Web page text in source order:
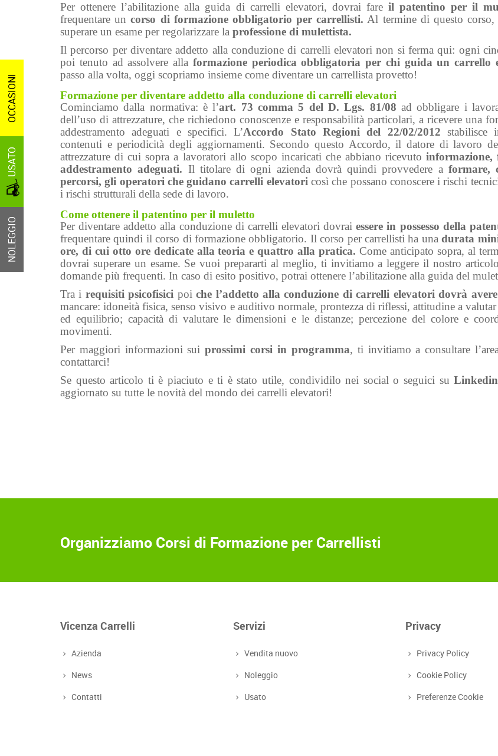
Per ottenere l’abilitazione alla guida di carrelli elevatori, dovrai fare il patentino per il
frequentare uncorso di formazione obbligatorio per carrellisti. Al termine di questo corso,
superare un esame per regolarizzare la professione di mulettista.
Il percorso per diventare addetto alla conduzione di carrelli elevatori non si ferma qui: ogni
poi tenuto ad assolvere alla formazione periodica obbligatoria per chi guida un carrello
passo alla volta, oggi scopriamo insieme come diventare un carrellista provetto!
Formazione per diventare addetto alla conduzione di carrelli elevatori
Cominciamo dalla normativa: è l’art. 73 comma 5 del D. Lgs. 81/08ad obbligare i
dell’uso di attrezzature, che richiedono conoscenze e responsabilità particolari, a ricevere una
addestramento adeguati e specifici. L’Accordo Stato Regioni del 22/02/2012 stabilisce
contenuti e periodicità degli aggiornamenti. Secondo questo Accordo, il datore di lavoro
attrezzature di cui sopra a lavoratori allo scopo incaricati che abbiano ricevutoinformazione,
addestramento adeguati. Il titolare di ogni azienda dovrà quindi provvedere a formare,
percorsi, gli operatori che guidano carrelli elevatoricosì che possano conoscere i rischi
i rischi strutturali della sede di lavoro.
Come ottenere il patentino per il muletto
Per diventare addetto alla conduzione di carrelli elevatori dovraiessere in possesso della
frequentare quindi il corso di formazione obbligatorio. Il corso per carrellisti ha unadurata
ore, di cui otto ore dedicate alla teoria e quattro alla pratica. Come anticipato sopra, al
dovrai superare un esame. Se vuoi prepararti al meglio, ti invitiamo a leggere il nostro
domande più frequenti. In caso di esito positivo, potrai ottenere l’abilitazione alla guida del
Tra i requisiti psicofisici poiche l’addetto alla conduzione di carrelli elevatori dovrà avere
mancare: idoneità fisica, senso visivo e auditivo normale, prontezza di riflessi, attitudine a
ed equilibrio; capacità di valutare le dimensioni e le distanze; percezione del colore e
movimenti.
Per maggiori informazioni suiprossimi corsi in programma, ti invitiamo a consultare l’
contattarci!
Se questo articolo ti è piaciuto e ti è stato utile, condividilo nei social o seguici suLinkedin
aggiornato su tutte le novità del mondo dei carrelli elevatori!
Organizziamo Corsi di Formazione per Carrellisti
Vicenza Carrelli
Azienda
News
Contatti
Servizi
Vendita nuovo
Noleggio
Usato
Privacy
Privacy Policy
Cookie Policy
Preferenze Cookie
NOLEGGIO
USATO
OCCASIONI